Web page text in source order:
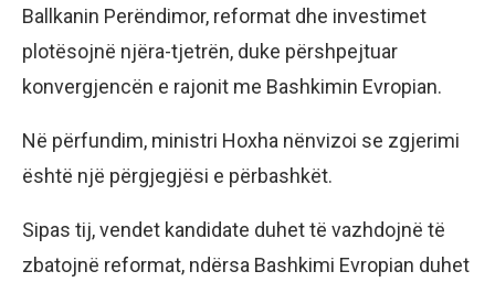
Ballkanin Perëndimor, reformat dhe investimet
plotësojnë njëra-tjetrën, duke përshpejtuar
konvergjencën e rajonit me Bashkimin Evropian.
Në përfundim, ministri Hoxha nënvizoi se zgjerimi
është një përgjegjësi e përbashkët.
Sipas tij, vendet kandidate duhet të vazhdojnë të
zbatojnë reformat, ndërsa Bashkimi Evropian duhet